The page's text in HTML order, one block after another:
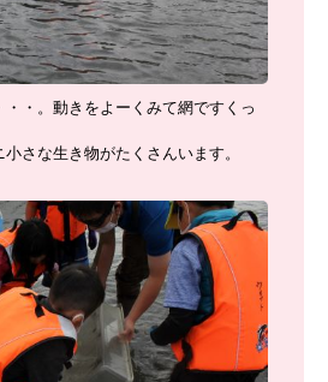
・・。動きをよーくみて網ですくっ
さな生き物がたくさんいます。